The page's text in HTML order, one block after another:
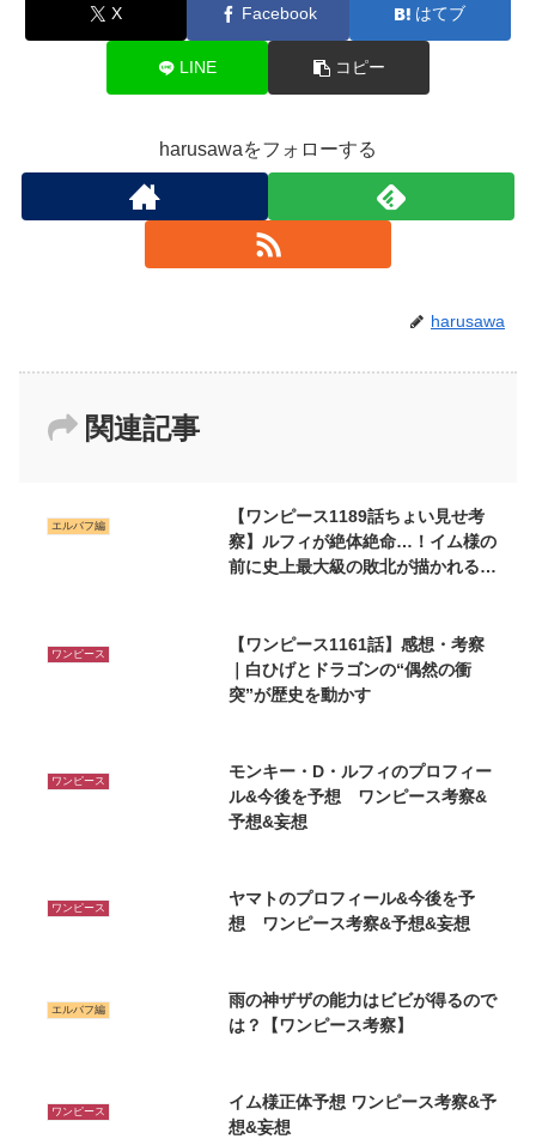
X Facebook はてブ
LINE コピー
harusawaをフォローする
harusawa
関連記事
エルバフ編
【ワンピース1189話ちょい見せ考
察】ルフィが絶体絶命…！イム様の
前に史上最大級の敗北が描かれるの
ワンピース
【ワンピース1161話】感想・考察
｜白ひげとドラゴンの“偶然の衝
突”が歴史を動かす
ワンピース
モンキー・D・ルフィのプロフィー
ル&今後を予想 ワンピース考察&
予想&妄想
ワンピース
ヤマトのプロフィール&今後を予
想 ワンピース考察&予想&妄想
エルバフ編
雨の神ザザの能力はビビが得るので
は？【ワンピース考察】
ワンピース
イム様正体予想 ワンピース考察&予
想&妄想